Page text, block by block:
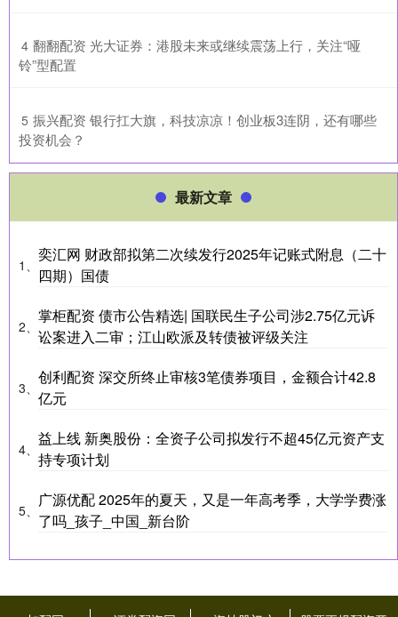
4 ​翻翻配资 光大证券：港股未来或继续震荡上行，关注“哑
铃”型配置
5 ​振兴配资 银行扛大旗，科技凉凉！创业板3连阴，还有哪些
投资机会？
最新文章
1、
奕汇网 财政部拟第二次续发行2025年记账式附息（二十
四期）国债
2、
掌柜配资 债市公告精选| 国联民生子公司涉2.75亿元诉
讼案进入二审；江山欧派及转债被评级关注
3、
创利配资 深交所终止审核3笔债券项目，金额合计42.8
亿元
4、
益上线 新奥股份：全资子公司拟发行不超45亿元资产支
持专项计划
5、
广源优配 2025年的夏天，又是一年高考季，大学学费涨
了吗_孩子_中国_新台阶